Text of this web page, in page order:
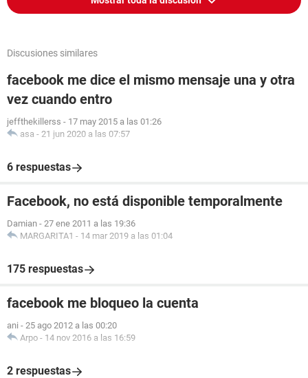
LOS AGRADESCO Y SI ME PUDIERAS EXPLICAR QUE
cuando recibamos tu documento de identidad." GRASIAS
Discusiones similares
facebook me dice el mismo mensaje una y otra
vez cuando entro
jeffthekillerss - 17 may 2015 a las 01:26
asa - 21 jun 2020 a las 07:57
6 respuestas
Facebook, no está disponible temporalmente
Damian - 27 ene 2011 a las 19:36
MARGARITA1 - 14 mar 2019 a las 01:04
175 respuestas
facebook me bloqueo la cuenta
ani - 25 ago 2012 a las 00:20
Arpo - 14 nov 2016 a las 16:59
2 respuestas